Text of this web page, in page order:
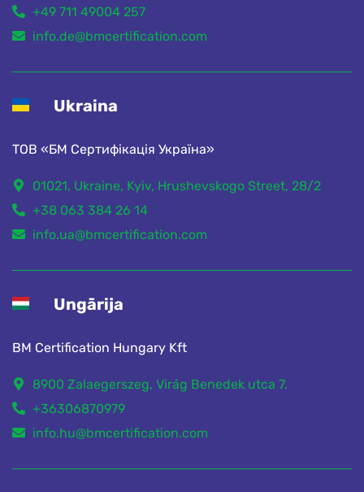
+49 711 49004 257
info.de@bmcertification.com
Ukraina
ТОВ «БМ Сертифікація Україна»
01021, Ukraine, Kyiv, Hrushevskogo Street, 28/2
+38 063 384 26 14
info.ua@bmcertification.com
Ungārija
BM Certification Hungary Kft
8900 Zalaegerszeg, Virág Benedek utca 7.
+36306870979
info.hu@bmcertification.com